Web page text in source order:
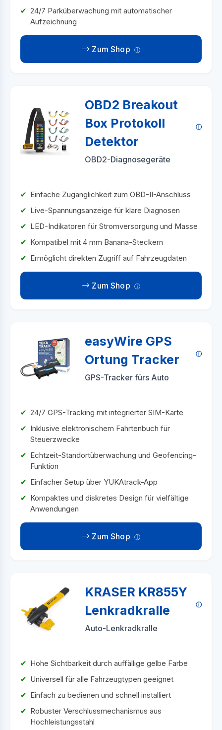
24/7 Parküberwachung mit automatischer
Aufzeichnung
Zum Shop
OBD2 Breakout
Box Protokoll
Detektor
OBD2-Diagnosegeräte
Einfache Zugänglichkeit zum OBD-II-Anschluss
Live-Spannungsanzeige für klare Diagnosen
LED-Indikatoren für Stromversorgung und Masse
Kompatibel mit 4 mm Banana-Steckern
Ermöglicht direkten Zugriff auf Fahrzeugdaten
Zum Shop
easyWire GPS
Ortung Tracker
GPS-Tracker fürs Auto
24/7 GPS-Tracking mit integrierter SIM-Karte
Inklusive elektronischem Fahrtenbuch für
Steuerzwecke
Echtzeit-Standortüberwachung und Geofencing-
Funktion
Einfacher Setup über YUKAtrack-App
Kompaktes und diskretes Design für vielfältige
Anwendungen
Zum Shop
KRASER KR855Y
Lenkradkralle
Auto-Lenkradkralle
Hohe Sichtbarkeit durch auffällige gelbe Farbe
Universell für alle Fahrzeugtypen geeignet
Einfach zu bedienen und schnell installiert
Robuster Verschlussmechanismus aus
Hochleistungsstahl